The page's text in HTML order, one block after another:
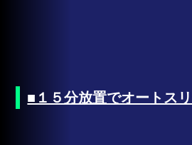
■１５分放置でオートス